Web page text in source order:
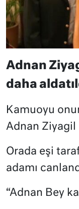
Adnan
daha
Kamuoyu
Adnan Ziyagil
Orada eşi
adamı
“Adnan Bey